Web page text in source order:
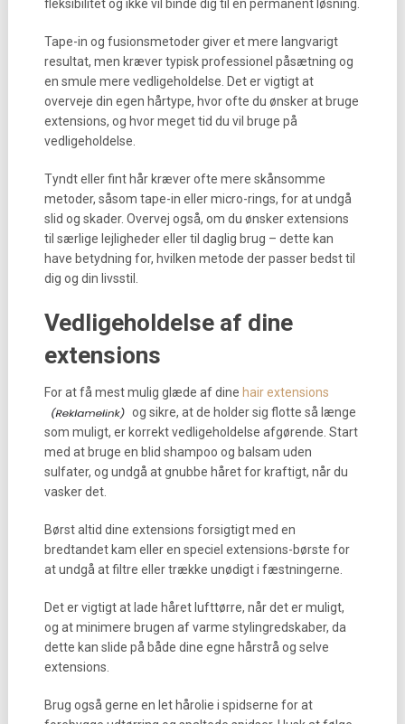
fleksibilitet og ikke vil binde dig til en permanent løsning.
Tape-in og fusionsmetoder giver et mere langvarigt
resultat, men kræver typisk professionel påsætning og
en smule mere vedligeholdelse. Det er vigtigt at
overveje din egen hårtype, hvor ofte du ønsker at bruge
extensions, og hvor meget tid du vil bruge på
vedligeholdelse.
Tyndt eller fint hår kræver ofte mere skånsomme
metoder, såsom tape-in eller micro-rings, for at undgå
slid og skader. Overvej også, om du ønsker extensions
til særlige lejligheder eller til daglig brug – dette kan
have betydning for, hvilken metode der passer bedst til
dig og din livsstil.
Vedligeholdelse af dine
extensions
For at få mest mulig glæde af dine hair extensions
og sikre, at de holder sig flotte så længe
som muligt, er korrekt vedligeholdelse afgørende. Start
med at bruge en blid shampoo og balsam uden
sulfater, og undgå at gnubbe håret for kraftigt, når du
vasker det.
Børst altid dine extensions forsigtigt med en
bredtandet kam eller en speciel extensions-børste for
at undgå at filtre eller trække unødigt i fæstningerne.
Det er vigtigt at lade håret lufttørre, når det er muligt,
og at minimere brugen af varme stylingredskaber, da
dette kan slide på både dine egne hårstrå og selve
extensions.
Brug også gerne en let hårolie i spidserne for at